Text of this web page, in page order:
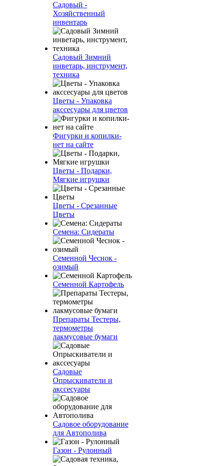
Садовый -
Хозяйственный
инвентарь
Садовый Зимний
инветарь, инструмент,
техника
Цветы - Упаковка
акссесуары для цветов
Фигурки и копилки-
нет на сайте
Цветы - Подарки,
Мягкие игрушки
Цветы - Срезанные
Цветы
Семена: Сидераты
Семенной Чеснок -
озимый
Семенной Картофель
Препараты Тестеры,
термометры
лакмусовые бумаги
Садовые
Опрыскиватели и
акссесуары
Садовое оборудование
для Автополива
Газон - Рулонный